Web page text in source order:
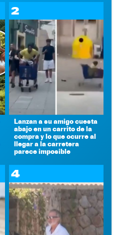
2
Lanzan a su amigo cuesta
abajo en un carrito de la
compra y lo que ocurre al
llegar a la carretera
parece imposible
4